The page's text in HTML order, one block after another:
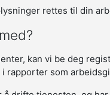
rettes til din
kan vi be deg
rapporter som